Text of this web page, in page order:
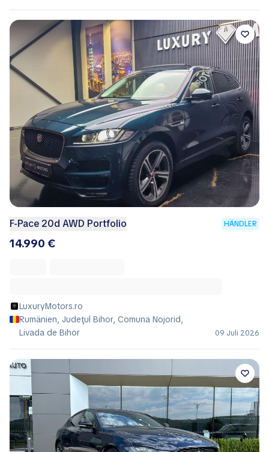
F-Pace 20d AWD Portfolio HÄNDLER
14.990 €
LuxuryMotors.ro
Rumänien, Judeţul Bihor, Comuna Nojorid,
Livada de Bihor
09 Juli 2026